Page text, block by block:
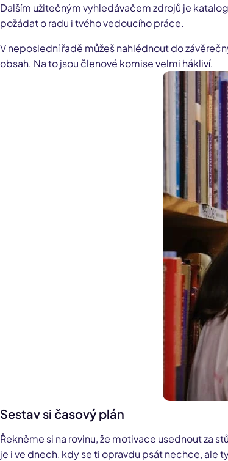
Dalším užitečným vyhledávačem zdrojů je
požádat o radu i tvého vedoucího práce.
V neposlední řadě můžeš nahlédnout do
obsah. Na to jsou členové komise velmi hákliví.
Sestav si časový plán
Řekněme si na rovinu, že motivace usednout za
je i ve dnech, kdy se ti opravdu psát nechce, ale